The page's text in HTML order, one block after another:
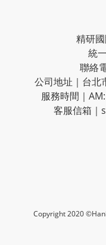
精研
統
聯絡
公司地址｜台北
服務時間｜
客服信箱｜
Copyright 2020